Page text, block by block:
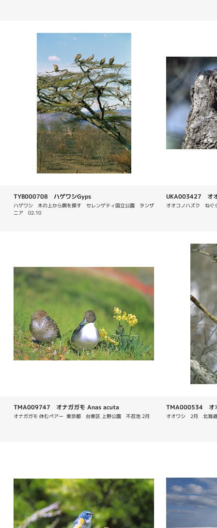
TYB000708 ハゲワシGyps
ハゲワシ　木の上から餌を探す　セレンゲティ国立公園　タンザ
ニア　02.10
UKA003427 オ
オオコノハズク　ね
TMA009747 オナガガモ Anas acuta
オナガガモ 休むペアー  東京都　台東区 上野公園　不忍池 2月
TMA000534 オ
オオワシ　2月　北海